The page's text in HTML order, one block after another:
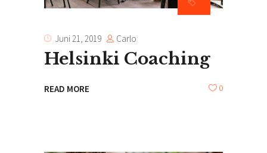
Juni 21, 2019 Carlo
Helsinki Coaching
READ MORE 0